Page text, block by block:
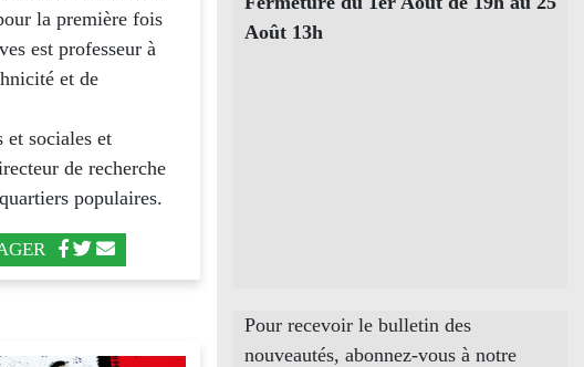
la première fois
est professeur à
et de
et sociales et
de recherche
populaires.
Août 13h
Pour recevoir le bulletin des
nouveautés, abonnez-vous à notre